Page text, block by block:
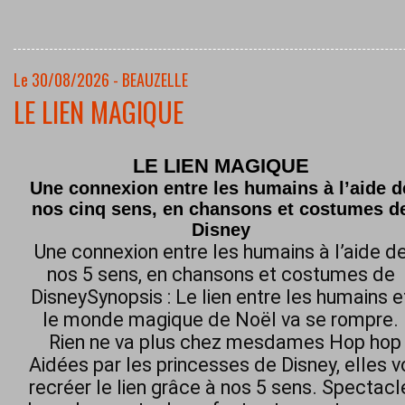
Le 30/08/2026 - BEAUZELLE
LE LIEN MAGIQUE
LE LIEN MAGIQUE
Une connexion entre les humains à l’aide
nos cinq sens, en chansons et costumes
Disney
Une connexion entre les humains à l’aide
nos 5 sens, en chansons et costumes de
DisneySynopsis : Le lien entre les humains
le monde magique de Noël va se rompre.
Rien ne va plus chez mesdames Hop
Aidées par les princesses de Disney, elles
recréer le lien grâce à nos 5 sens.